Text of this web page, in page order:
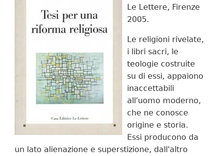
Le Lettere, Firenze
2005.
Le religioni rivelate,
i libri sacri, le
teologie costruite
su di essi, appaiono
inaccettabili
all'uomo moderno,
che ne conosce
origine e storia.
Essi producono da
un lato alie­nazione e superstizione, dall'altro